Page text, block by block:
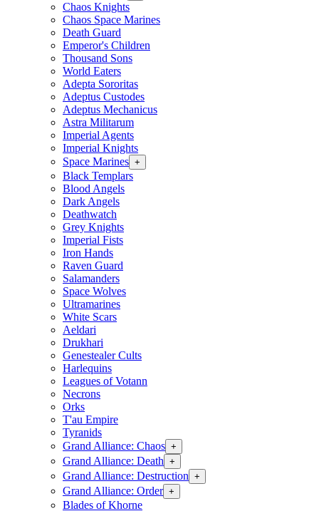
Chaos Knights
Chaos Space Marines
Death Guard
Emperor's Children
Thousand Sons
World Eaters
Adepta Sororitas
Adeptus Custodes
Adeptus Mechanicus
Astra Militarum
Imperial Agents
Imperial Knights
Space Marines +
Black Templars
Blood Angels
Dark Angels
Deathwatch
Grey Knights
Imperial Fists
Iron Hands
Raven Guard
Salamanders
Space Wolves
Ultramarines
White Scars
Aeldari
Drukhari
Genestealer Cults
Harlequins
Leagues of Votann
Necrons
Orks
T'au Empire
Tyranids
Grand Alliance: Chaos +
Grand Alliance: Death +
Grand Alliance: Destruction +
Grand Alliance: Order +
Blades of Khorne